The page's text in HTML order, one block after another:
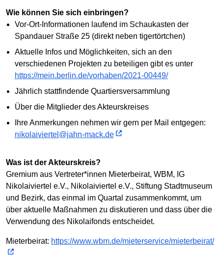
Wie können Sie sich einbringen?
Vor-Ort-Informationen laufend im Schaukasten der
Spandauer Straße 25 (direkt neben tigertörtchen)
Aktuelle Infos und Möglichkeiten, sich an den
verschiedenen Projekten zu beteiligen gibt es unter
https://mein.berlin.de/vorhaben/2021-00449/
Jährlich stattfindende Quartiersversammlung
Über die Mitglieder des Akteurskreises
Ihre Anmerkungen nehmen wir gern per Mail entgegen:
nikolaiviertel@jahn-mack.de
Was ist der Akteurskreis?
Gremium aus Vertreter*innen Mieterbeirat, WBM, IG
Nikolaiviertel e.V., Nikolaiviertel e.V., Stiftung Stadtmuseum
und Bezirk, das einmal im Quartal zusammenkommt, um
über aktuelle Maßnahmen zu diskutieren und dass über die
Verwendung des Nikolaifonds entscheidet.
Mieterbeirat: https://www.wbm.de/mieterservice/mieterbeirat/